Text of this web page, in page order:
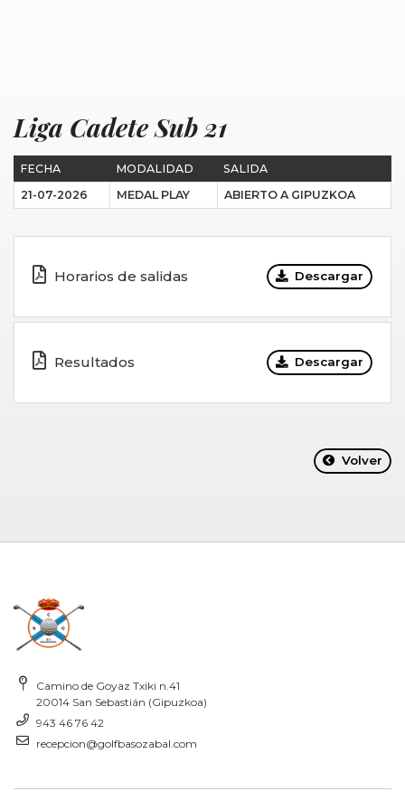
Liga Cadete Sub 21
FECHA MODALIDAD
SALIDA
21-07-2026
MEDAL PLAY ABIERTO A GIPUZKOA
Horarios de salidas Descargar
Resultados Descargar
Volver
Camino de Goyaz Txiki n.41
20014 San Sebastián (Gipuzkoa)
943 46 76 42
recepcion@golfbasozabal.com